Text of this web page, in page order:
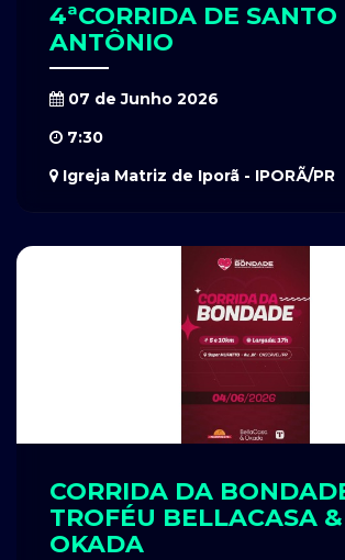
4ªCORRIDA DE SANTO
ANTÔNIO
07 de Junho 2026
7:30
Igreja Matriz de Iporã - IPORÃ/PR
CORRIDA DA
TROFÉU BELLACASA &
OKADA